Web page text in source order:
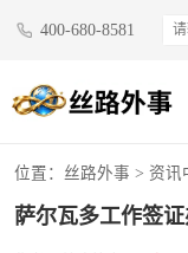
400-680-8581
位置： 丝路外事 > 资讯
萨尔瓦多工作签